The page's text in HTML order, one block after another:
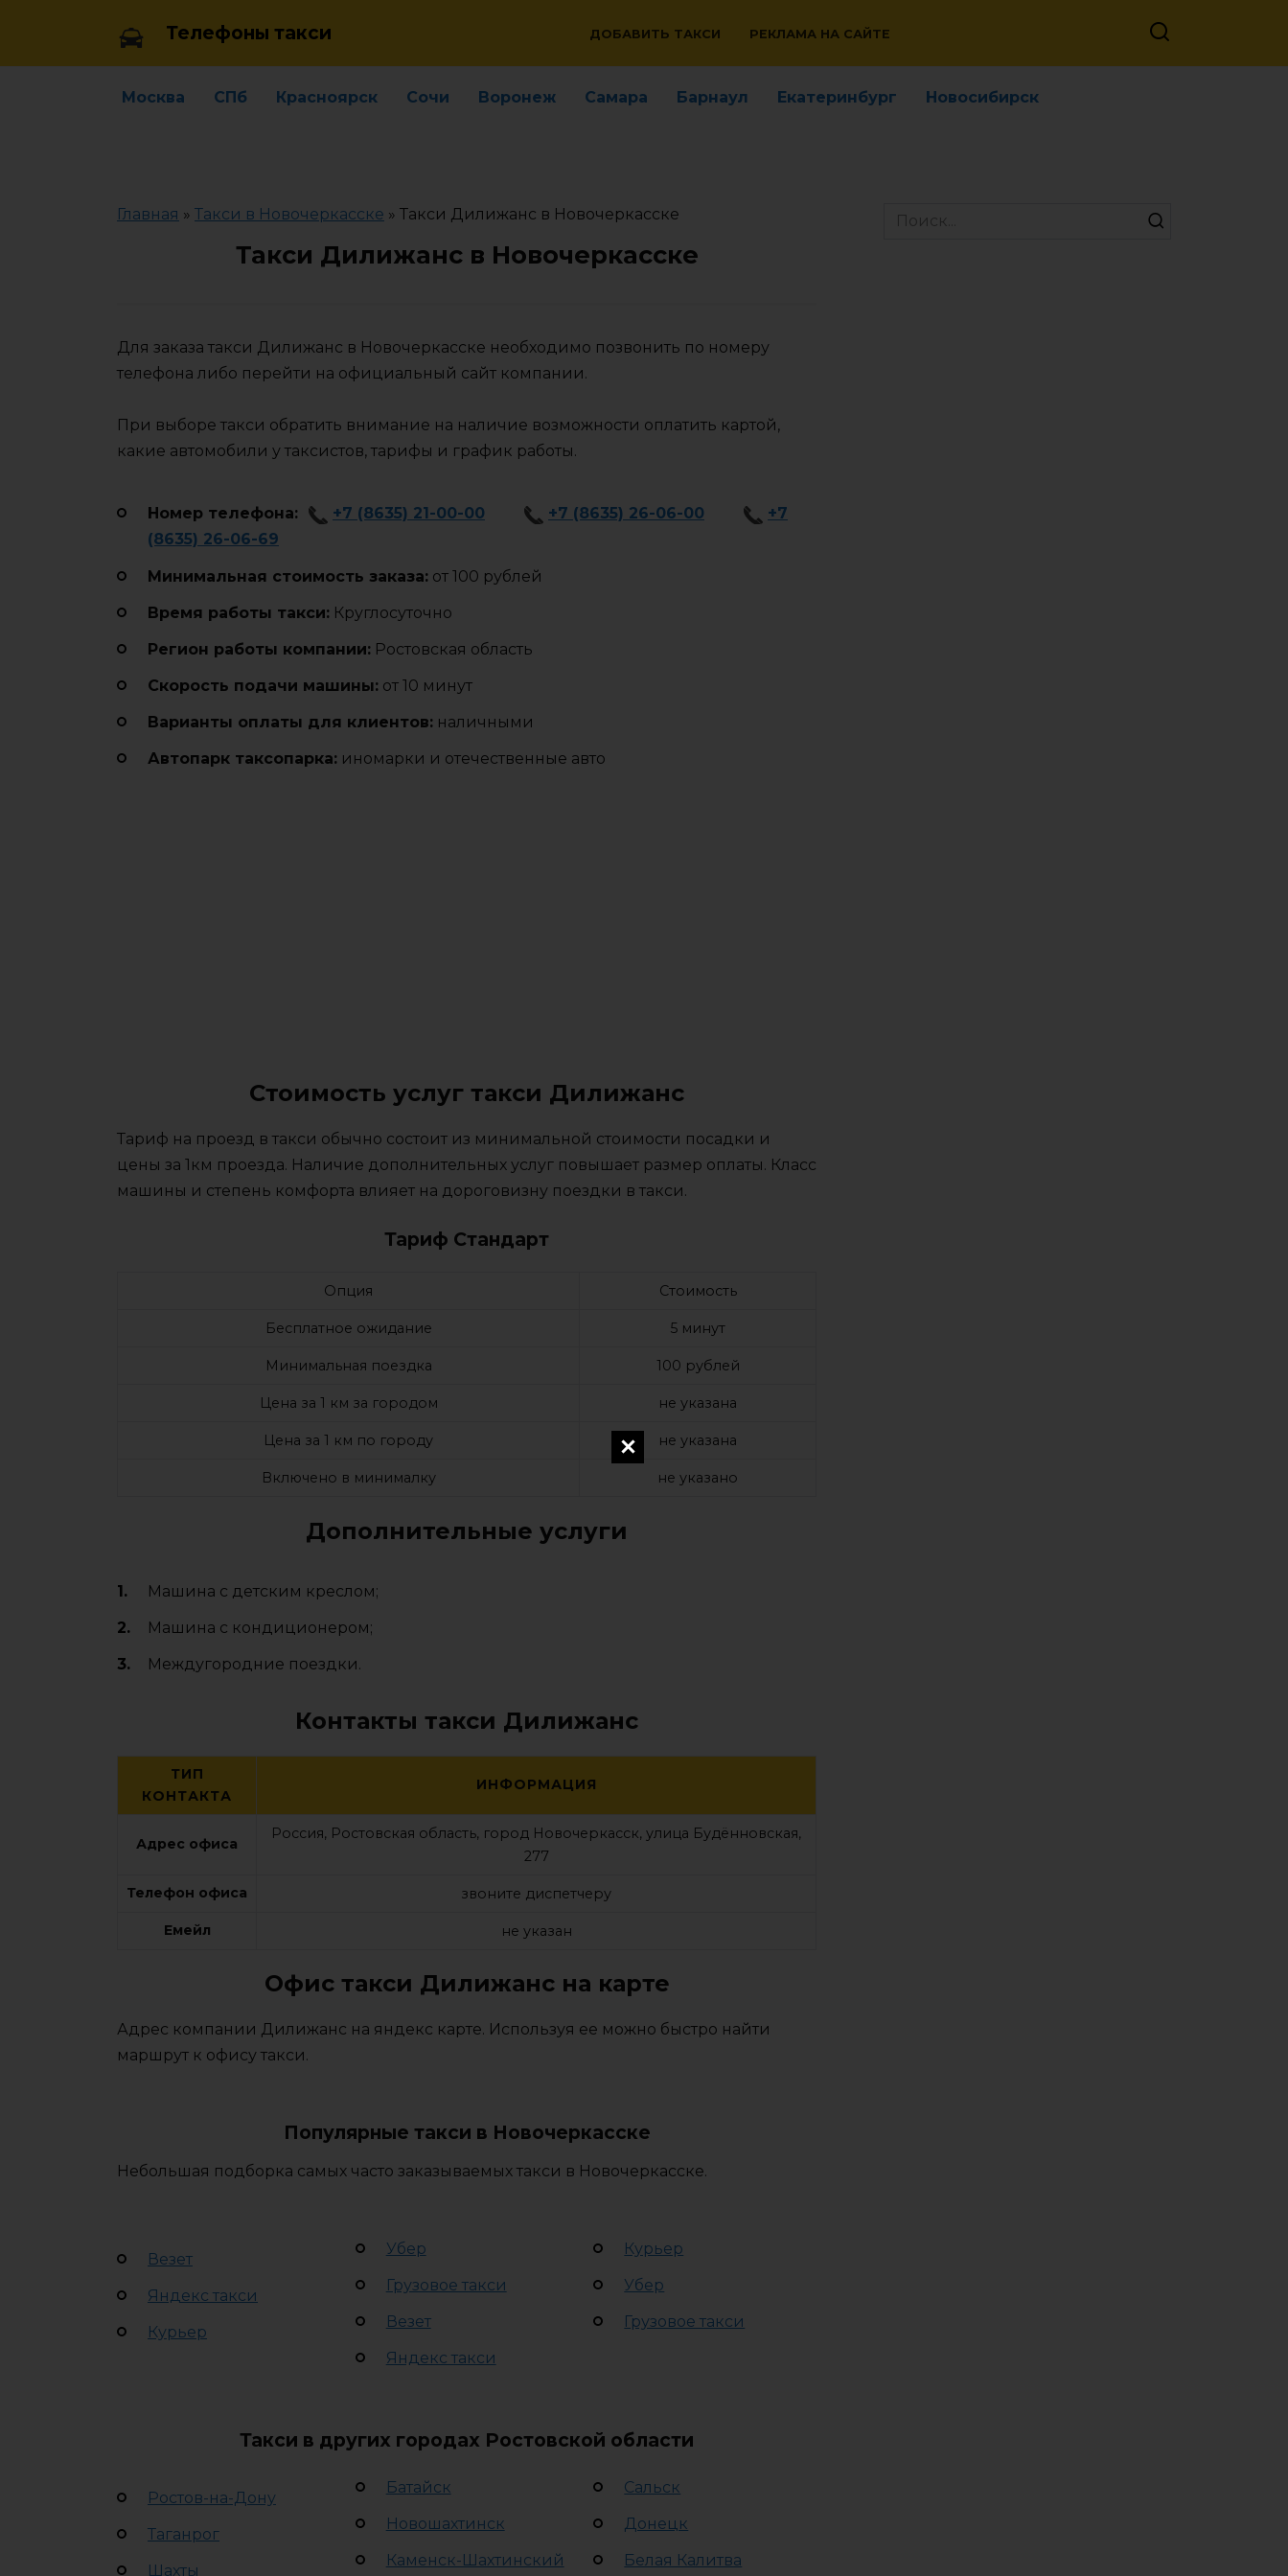
Телефоны такси ДОБАВИТЬ ТАКСИ РЕКЛАМА НА САЙТЕ
Москва СПб Красноярск Сочи Воронеж Самара Барнаул Екатеринбург Новосибирск
Главная » Такси в Новочеркасске » Такси Дилижанс в Новочеркасске
Такси Дилижанс в Новочеркасске
Для заказа такси Дилижанс в Новочеркасске необходимо позвонить по номеру
телефона либо перейти на официальный сайт компании.
При выборе такси обратить внимание на наличие возможности оплатить картой,
какие автомобили у таксистов, тарифы и график работы.
Номер телефона: +7 (8635) 21-00-00 +7 (8635) 26-06-00
+7
(8635) 26-06-69
Минимальная стоимость заказа: от 100 рублей
Время работы такси: Круглосуточно
Регион работы компании: Ростовская область
Cкорость подачи машины: от 10 минут
Варианты оплаты для клиентов: наличными
Автопарк таксопарка: иномарки и отечественные авто
Стоимость услуг такси Дилижанс
Тариф на проезд в такси обычно состоит из минимальной стоимости посадки и
цены за 1км проезда. Наличие дополнительных услуг повышает размер оплаты. Класс
машины и степень комфорта влияет на дороговизну поездки в такси.
Тариф Стандарт
Опция Стоимость
Бесплатное ожидание 5 минут
Минимальная поездка 100 рублей
Цена за 1 км за городом не указана
Цена за 1 км по городу не указана
Включено в минималку не указано
Дополнительные услуги
Машина с детским креслом;
Машина с кондиционером;
Междугородние поездки.
Контакты такси Дилижанс
ТИП
КОНТАКТА
ИНФОРМАЦИЯ
Адрес офиса
Россия, Ростовская область, город Новочеркасск, улица Будённовская,
277
Телефон офиса звоните диспетчеру
Емейл не указан
Офис такси Дилижанс на карте
Адрес компании Дилижанс на яндекс карте. Используя ее можно быстро найти
маршрут к офису такси.
Популярные такси в Новочеркасске
Небольшая подборка самых часто заказываемых такси в Новочеркасске.
Везет
Яндекс такси
Курьер
Убер
Грузовое такси
Везет
Яндекс такси
Курьер
Убер
Грузовое такси
Такси в других городах Ростовской области
Ростов-на-Дону
Таганрог
Шахты
Батайск
Новошахтинск
Каменск-Шахтинский
Сальск
Донецк
Белая Калитва
Search